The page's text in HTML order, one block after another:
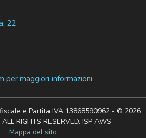
22
per maggiori informazioni
e Partita IVA 13868590962 - © 2026
RIGHTS RESERVED. ISP AWS
Mappa del sito